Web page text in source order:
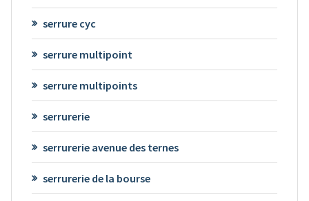
serrure cyc
serrure multipoint
serrure multipoints
serrurerie
serrurerie avenue des ternes
serrurerie de la bourse